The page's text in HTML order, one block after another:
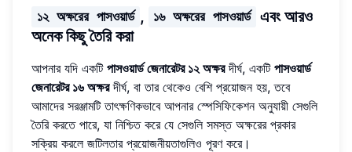
১২ অক্ষরের পাসওয়ার্ড , ১৬ অক্ষরের পাসওয়ার্ড এবং আরও
অনেক কিছু তৈরি করা
আপনার যদি একটি পাসওয়ার্ড জেনারেটর ১২ অক্ষরদীর্ঘ, একটি পাসওয়ার্ড
জেনারেটর ১৬ অক্ষরদীর্ঘ, বা তার থেকেও বেশি প্রয়োজন হয়, তবে
আমাদের সরঞ্জামটি তাৎক্ষণিকভাবে আপনার স্পেসিফিকেশন অনুযায়ী সেগুলি
তৈরি করতে পারে, যা নিশ্চিত করে যে সেগুলি সমস্ত অক্ষরের প্রকার
সক্রিয় করলে জটিলতার প্রয়োজনীয়তাগুলিও পূরণ করে।